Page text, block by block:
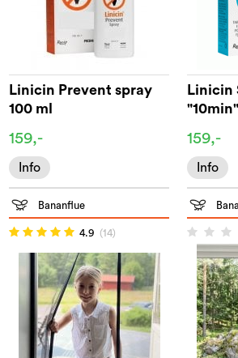
Linicin Prevent spray
100 ml
159,-
Info
Linicin
159,-
Info
Bananflue
4.9 (14)